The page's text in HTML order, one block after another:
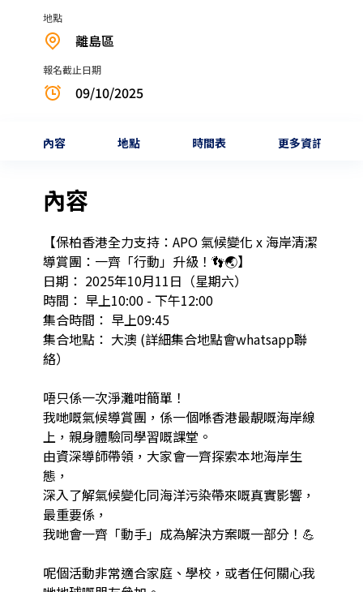
地點
離島區
報名截止日期
09/10/2025
內容 地點 時間表 更多資訊
內容
【保柏香港全力支持：APO 氣候變化 x 海岸清潔
導賞團：一齊「行動」升級！👣🌏】
日期： 2025年10月11日（星期六）
時間： 早上10:00 - 下午12:00
集合時間： 早上09:45
集合地點： 大澳 (詳細集合地點會whatsapp聯
絡）
唔只係一次淨灘咁簡單！
我哋嘅氣候導賞團，係一個喺香港最靚嘅海岸線
上，親身體驗同學習嘅課堂。
由資深導師帶領，大家會一齊探索本地海岸生
態，
深入了解氣候變化同海洋污染帶來嘅真實影響，
最重要係，
我哋會一齊「動手」成為解決方案嘅一部分！💪
呢個活動非常適合家庭、學校，或者任何關心我